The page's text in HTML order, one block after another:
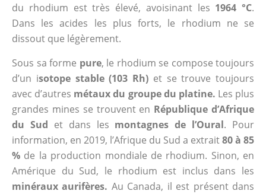
du rhodium est très élevé, avoisinant les 1964 °C.
Dans les acides les plus forts, le rhodium ne se
dissout que légèrement.
Sous sa forme pure, le rhodium se compose toujours
d’un isotope stable (103 Rh) et se trouve toujours
avec d’autres métaux du groupe du platine. Les plus
grandes mines se trouvent en République d’Afrique
du Sud et dans les montagnes de l’Oural. Pour
information, en 2019, l’Afrique du Sud a extrait80 à 85
% de la production mondiale de rhodium. Sinon, en
Amérique du Sud, le rhodium est inclus dans les
minéraux aurifères. Au Canada, il est présent dans